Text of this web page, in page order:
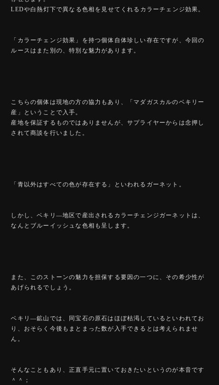
LEDや白熱灯下で異なる色相を見せてくれるカラーチェンジ効果。
「カラーチェンジ効果」を持つ個体自体珍しい存在ですが、今回の
ルースはまた別の、特別な魅力があります。
こちらの個体は現地の方の協力もあり、「マダガスカルのベキリー
産」ということで入手。
産地を保証するものではありませんが、サプライヤーからは念押し
されて商談を行いました。
「青以外はすべての色が存在する」といわれるガーネット。
しかし、ベキリ―地区で産出されるカラーチェンジガーネットは、
なんとブルーイッシュな色相も呈します。
また、このストーンの魅力を担保する要因の一つに、その希少性が
あげられるでしょう。
ベキリ―鉱山では、同宝石の原石はほぼ枯渇しているといわれてお
り、おそらく今後もまとまった数が入手できるとは考えられませ
ん。
そんなこともあり、正直手元に置いておきたいというのが本音です
＾＾；